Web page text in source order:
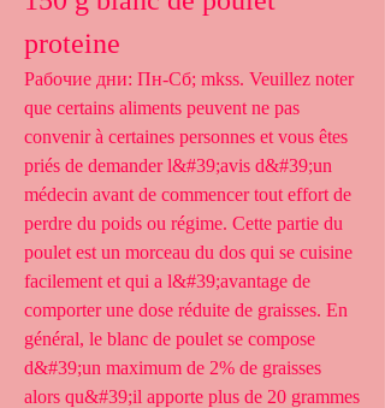
proteine
Рабочие дни: Пн-Сб; mkss. Veuillez noter
que certains aliments peuvent ne pas
convenir à certaines personnes et vous êtes
priés de demander l&#39;avis d&#39;un
médecin avant de commencer tout effort de
perdre du poids ou régime. Cette partie du
poulet est un morceau du dos qui se cuisine
facilement et qui a l&#39;avantage de
comporter une dose réduite de graisses. En
général, le blanc de poulet se compose
d&#39;un maximum de 2% de graisses
alors qu&#39;il apporte plus de 20 grammes